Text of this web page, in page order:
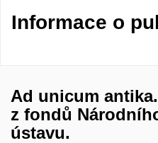
Informace o
Ad unicum
z fondů
ústavu.